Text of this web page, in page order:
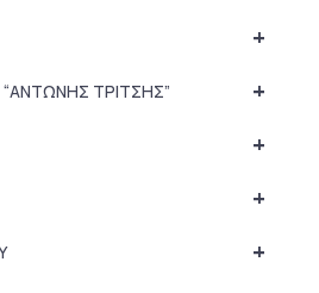
+
+
ΤΡΙΤΣΗΣ”
+
+
+